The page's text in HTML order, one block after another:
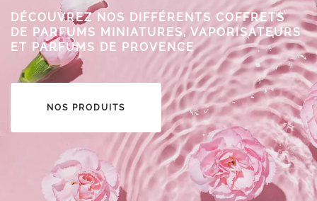
DÉCOUVREZ NOS DIFFÉRENTS COFFRETS
DE PARFUMS MINIATURES, VAPORISATEURS
ET PARFUMS DE PROVENCE
NOS PRODUITS